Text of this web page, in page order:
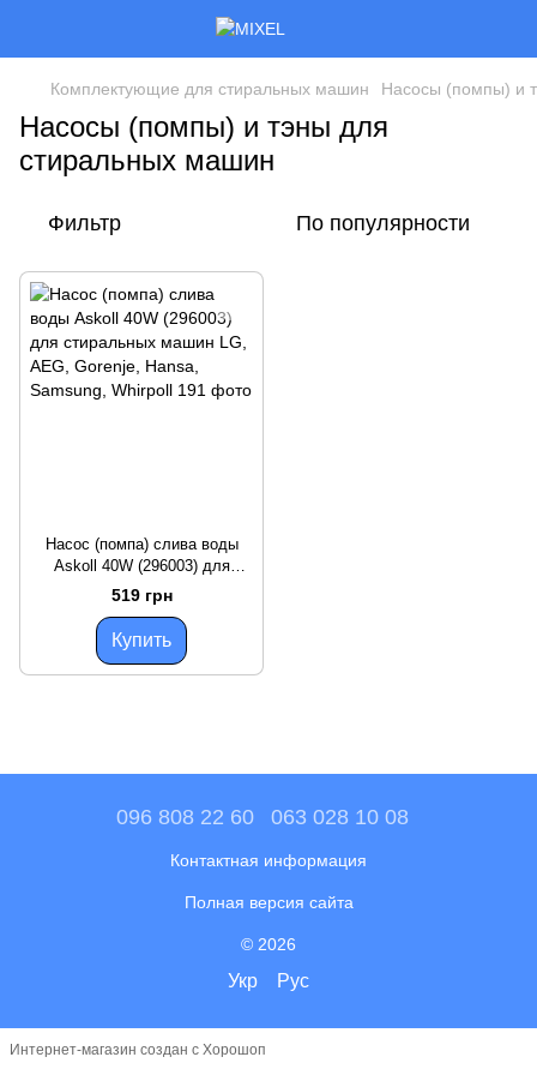
Комплектующие для стиральных машин Насосы (помпы) и
Насосы (помпы) и тэны для
стиральных машин
Фильтр По популярности
Насос (помпа) слива воды
Askoll 40W (296003) для
стиральных машин LG, AEG,
Gorenje, Hansa, Samsung,
Whirpoll
519 грн
Купить
096 808 22 60 063 028 10 08
Контактная информация
Полная версия сайта
© 2026
Укр Рус
Интернет-магазин создан с Хорошоп